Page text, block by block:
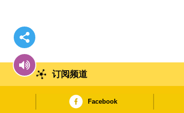
订阅频道
Facebook